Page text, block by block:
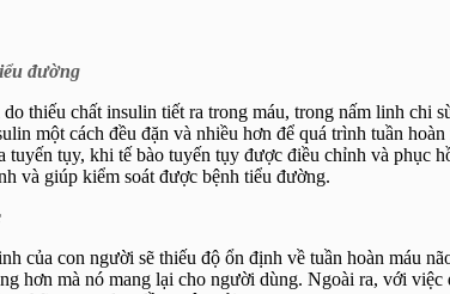
đường
thiếu chất insulin tiết ra trong máu, trong nấm linh chi
một cách đều đặn và nhiều hơn để quá trình tuần
tụy, khi tế bào tuyến tụy được điều chỉnh và phục
và giúp kiểm soát được bệnh tiểu đường.
của con người sẽ thiếu độ ổn định về tuần hoàn máu
hơn mà nó mang lại cho người dùng. Ngoài ra, với việc